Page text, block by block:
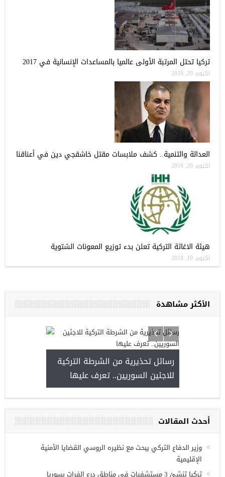
تركيا تحتل المرتبة الأولى عالميا بالمساعدات الإنسانية في 2017
أكتوبر 20, 2018
العدالة والتنمية.. كشف ملابسات مقتل خاشقجي دين في أعناقنا
أكتوبر 20, 2018
هيئة الاغاثة التركية تعلن بدء توزيع المعونات الشتوية
أكتوبر 19, 2018
الأكثر مشاهدة
رسائل تحذيرية من الشرطة التركية
للاجئين السوريين.. تعرف عليها
أحدث المقالات
وزير الدفاع التركي يبحث مع نظيره الروسي القضايا الأمنية
الإقليمية
تركيا تنشئ 3 مستشفيات في مناطق درع الفرات بسوريا